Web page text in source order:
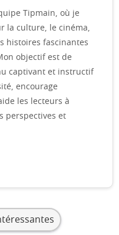
Tipmain, où je
la culture, le cinéma,
histoires fascinantes
objectif est de
captivant et instructif
encourage
les lecteurs à
perspectives et